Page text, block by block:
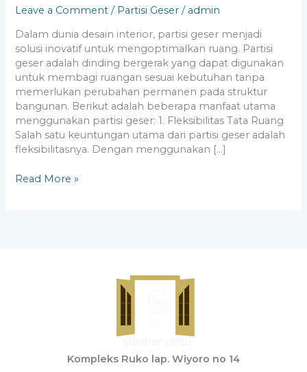
Leave a Comment / Partisi Geser / admin
Dalam dunia desain interior, partisi geser menjadi
solusi inovatif untuk mengoptimalkan ruang. Partisi
geser adalah dinding bergerak yang dapat digunakan
untuk membagi ruangan sesuai kebutuhan tanpa
memerlukan perubahan permanen pada struktur
bangunan. Berikut adalah beberapa manfaat utama
menggunakan partisi geser: 1. Fleksibilitas Tata Ruang
Salah satu keuntungan utama dari partisi geser adalah
fleksibilitasnya. Dengan menggunakan […]
Read More »
Kompleks Ruko lap. Wiyoro no 14